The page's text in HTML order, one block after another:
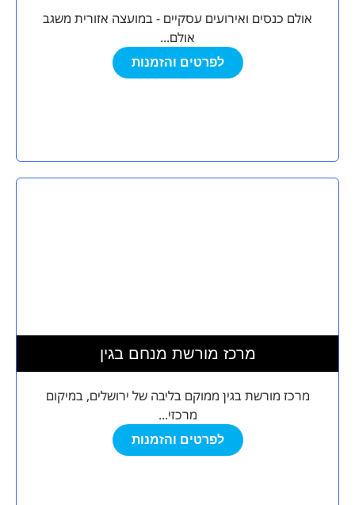
אולם כנסים ואירועים עסקיים - במועצה אזורית משגב
אולם...
לפרטים והזמנות
מרכז מורשת מנחם בגין
מרכז מורשת בגין ממוקם בליבה של ירושלים, במיקום
מרכזי...
לפרטים והזמנות